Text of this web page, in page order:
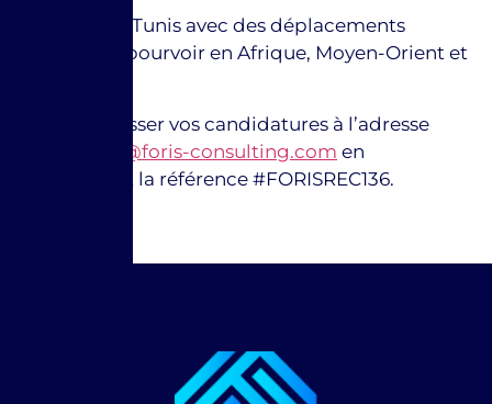
Poste basé à Tunis avec des déplacements
potentiels à pourvoir en Afrique, Moyen-Orient et
Merci d’adresser vos candidatures à l’adresse
rh@foris-consulting.com en
mentionnant la référence #FORISREC136.